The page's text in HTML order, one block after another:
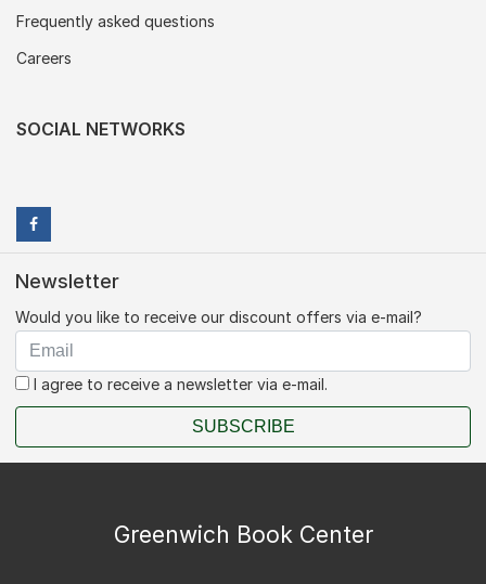
Frequently asked questions
Careers
SOCIAL NETWORKS
Newsletter
Would you like to receive our discount offers via e-mail?
I agree to receive a newsletter via e-mail.
SUBSCRIBE
Greenwich Book Center